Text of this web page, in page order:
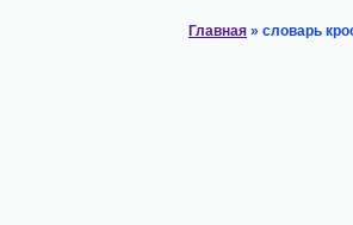
Главная » словарь